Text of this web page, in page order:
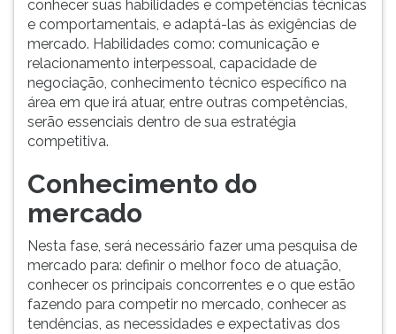
conhecer suas habilidades e competências técnicas
e comportamentais, e adaptá-las às exigências de
mercado. Habilidades como: comunicação e
relacionamento interpessoal, capacidade de
negociação, conhecimento técnico específico na
área em que irá atuar, entre outras competências,
serão essenciais dentro de sua estratégia
competitiva.
Conhecimento do
mercado
Nesta fase, será necessário fazer uma pesquisa de
mercado para: definir o melhor foco de atuação,
conhecer os principais concorrentes e o que estão
fazendo para competir no mercado, conhecer as
tendências, as necessidades e expectativas dos